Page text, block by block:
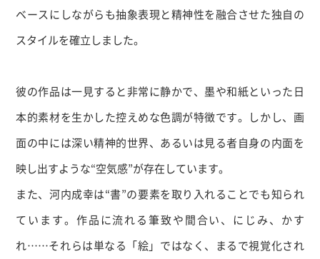
ベースにしながらも抽象表現と精神性を融合させた独自の
スタイルを確立しました。
彼の作品は一見すると非常に静かで、墨や和紙といった日
本的素材を生かした控えめな色調が特徴です。しかし、画
面の中には深い精神的世界、あるいは見る者自身の内面を
映し出すような“空気感”が存在しています。
また、河内成幸は“書”の要素を取り入れることでも知られ
ています。作品に流れる筆致や間合い、にじみ、かす
れ……それらは単なる「絵」ではなく、まるで視覚化され